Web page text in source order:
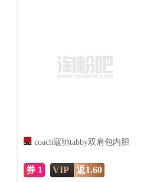
coach寇驰tabby双肩包内胆
券 1 VIP 返1.60